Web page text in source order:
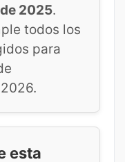
2025.
todos los
para
esta